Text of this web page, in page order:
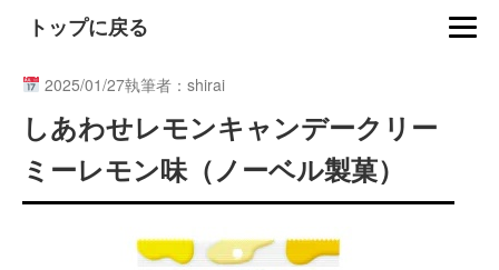
トップに戻る
2025/01/27執筆者：shirai
しあわせレモンキャンデークリー
ミーレモン味（ノーベル製菓）